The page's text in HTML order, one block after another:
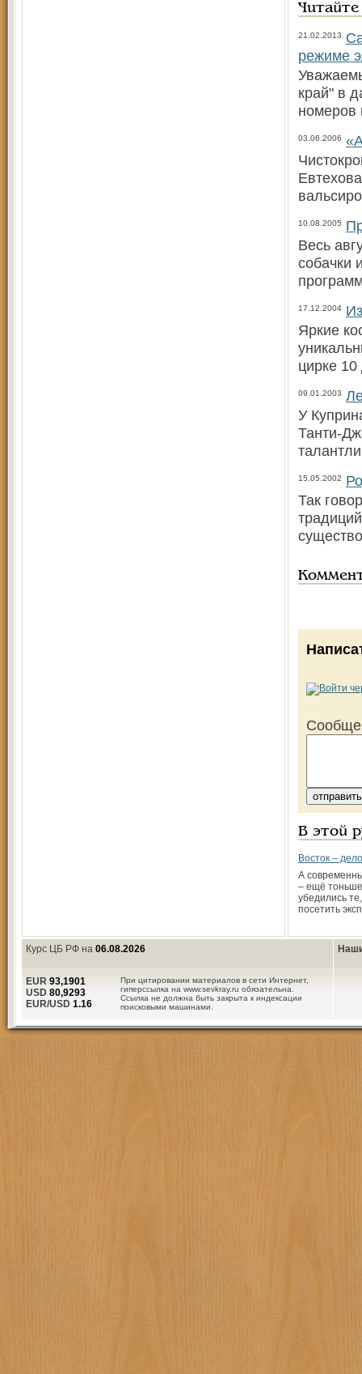
21.02.2013
режиме
край" в
номеров
03.06.2006
10.08.2005
Весь
собачки
17.12.2004
Яркие
цирке
09.01.2003
У
Танти-
15.05.2002
Так
В этой
Восток –
А
– ещё
убедились
посетить
Курс ЦБ РФ на 06.08.2026
При цитировании материалов в сети Интернет,
гиперссылка на www.sevkray.ru обязательна.
Ссылка не должна быть закрыта к индексации
поисковыми машинами.
EUR 93,1901
USD 80,9293
EUR/USD 1.16